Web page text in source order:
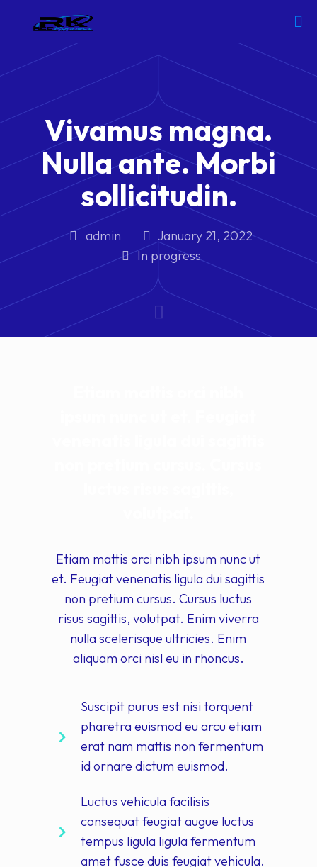
Vivamus magna.
Nulla ante. Morbi
sollicitudin.
admin
January 21, 2022
In progress
Etiam mattis orci nibh ipsum nunc ut
et. Feugiat venenatis ligula dui sagittis
non pretium cursus. Cursus luctus
risus sagittis, volutpat. Enim viverra
nulla scelerisque ultricies. Enim
aliquam orci nisl eu in rhoncus.
Suscipit purus est nisi torquent
pharetra euismod eu arcu etiam
erat nam mattis non fermentum
id ornare dictum euismod.
Luctus vehicula facilisis
consequat feugiat augue luctus
tempus ligula ligula fermentum
amet fusce duis feugiat vehicula.